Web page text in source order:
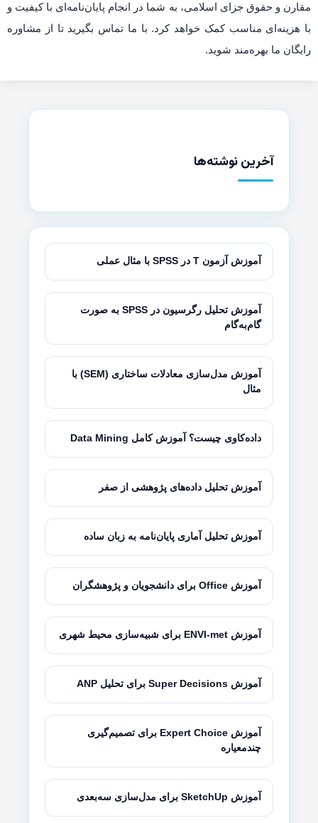
مقارن و حقوق جزای اسلامی، به شما در انجام پایان‌نامه‌ای با کیفیت و
با هزینه‌ای مناسب کمک خواهد کرد. با ما تماس بگیرید تا از مشاوره
رایگان ما بهره‌مند شوید.
آخرین نوشته‌ها
آموزش آزمون T در SPSS با مثال عملی
آموزش تحلیل رگرسیون در SPSS به صورت
گام‌به‌گام
آموزش مدل‌سازی معادلات ساختاری (SEM) با
مثال
داده‌کاوی چیست؟ آموزش کامل Data Mining
آموزش تحلیل داده‌های پژوهشی از صفر
آموزش تحلیل آماری پایان‌نامه به زبان ساده
آموزش Office برای دانشجویان و پژوهشگران
آموزش ENVI-met برای شبیه‌سازی محیط شهری
آموزش Super Decisions برای تحلیل ANP
آموزش Expert Choice برای تصمیم‌گیری
چندمعیاره
آموزش SketchUp برای مدل‌سازی سه‌بعدی